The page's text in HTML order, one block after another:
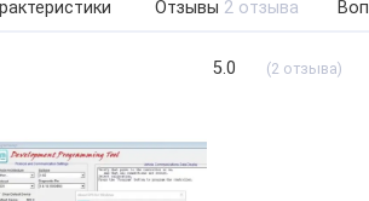
Отзывы 2 отзыва
5.0 (2 отзыва)